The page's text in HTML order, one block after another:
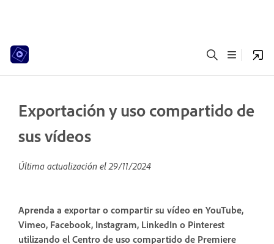
Exportación y uso compartido de
sus vídeos
Última actualización el29/11/2024
Aprenda a exportar o compartir su vídeo en YouTube,
Vimeo, Facebook, Instagram, LinkedIn o Pinterest
utilizando el Centro de uso compartido de Premiere